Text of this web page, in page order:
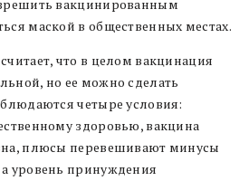
вакцинированным
маской в общественных местах.
что в целом вакцинация
но ее можно сделать
четыре условия:
здоровью, вакцина
плюсы перевешивают минусы
уровень принуждения